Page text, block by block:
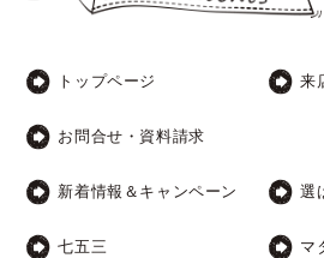
トップページ 来
お問合せ・資料請求
新着情報＆キャンペーン 選
七五三 マ